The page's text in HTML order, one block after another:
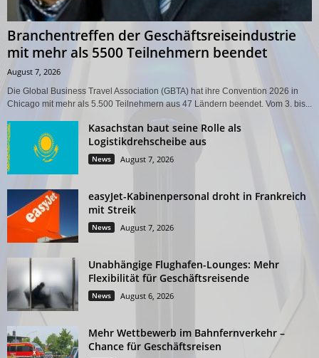
Branchentreffen der Geschäftsreiseindustrie
mit mehr als 5500 Teilnehmern beendet
August 7, 2026
Die Global Business Travel Association (GBTA) hat ihre Convention 2026 in
Chicago mit mehr als 5.500 Teilnehmern aus 47 Ländern beendet. Vom 3. bis...
Kasachstan baut seine Rolle als
Logistikdrehscheibe aus
News August 7, 2026
easyJet-Kabinenpersonal droht in Frankreich
mit Streik
News August 7, 2026
Unabhängige Flughafen-Lounges: Mehr
Flexibilität für Geschäftsreisende
News August 6, 2026
Mehr Wettbewerb im Bahnfernverkehr –
Chance für Geschäftsreisen